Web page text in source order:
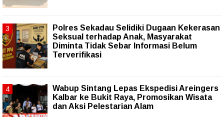
Polres Sekadau Selidiki Dugaan Kekerasan
Seksual terhadap Anak, Masyarakat
Diminta Tidak Sebar Informasi Belum
Terverifikasi
Wabup Sintang Lepas Ekspedisi Areingers
Kalbar ke Bukit Raya, Promosikan Wisata
dan Aksi Pelestarian Alam